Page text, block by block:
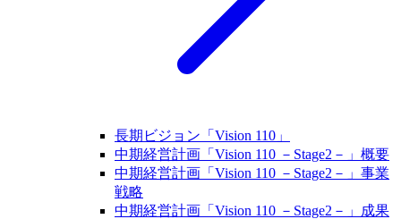
長期ビジョン「Vision 110」
中期経営計画「Vision 110 －Stage2－」概要
中期経営計画「Vision 110 －Stage2－」事業
戦略
中期経営計画「Vision 110 －Stage2－」成果